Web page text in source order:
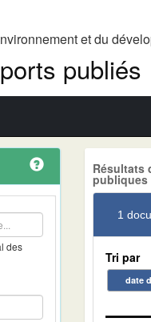
et du
publiés
des
Résultats
publiques
1
Tri par
date